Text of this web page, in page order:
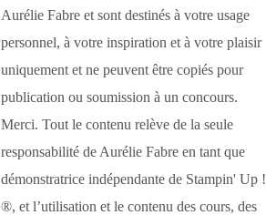
Aurélie Fabre et sont destinés à votre usage
personnel, à votre inspiration et à votre plaisir
uniquement et ne peuvent être copiés pour
publication ou soumission à un concours.
Merci. Tout le contenu relève de la seule
responsabilité de Aurélie Fabre en tant que
démonstratrice indépendante de Stampin' Up !
®, et l’utilisation et le contenu des cours, des